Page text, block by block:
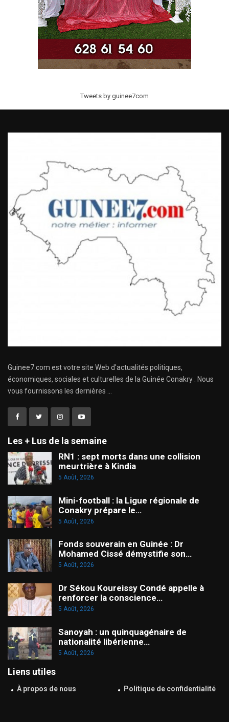
Tweets by guinee7com
Guinee7.com est votre site Web d'actualités politiques,
économiques, sociales et culturelles de la Guinée Conakry . Nous
vous fournissons les dernières ...
Les + Lus de la semaine
RN1 : sept morts dans une collision
meurtrière à Kindia
5 Août, 2026
Mini-football : la Ligue régionale de
Conakry prépare le…
5 Août, 2026
Fonds souverain en Guinée : Dr
Mohamed Cissé démystifie son…
5 Août, 2026
Dr Sékou Koureissy Condé appelle à
renforcer la conscience…
5 Août, 2026
Sanoyah : un quinquagénaire de
nationalité libérienne…
5 Août, 2026
Liens utiles
À propos de nous Politique de confidentialité